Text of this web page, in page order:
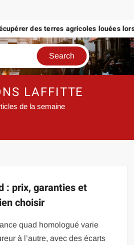
des terres agricoles louées
LAFFITTE
de la semaine
: prix, garanties et
choisir
quad homologué varie
à l’autre, avec des écarts